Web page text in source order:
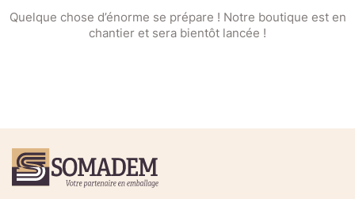
Quelque chose d’énorme se prépare ! Notre boutique est en
chantier et sera bientôt lancée !
commande rapide